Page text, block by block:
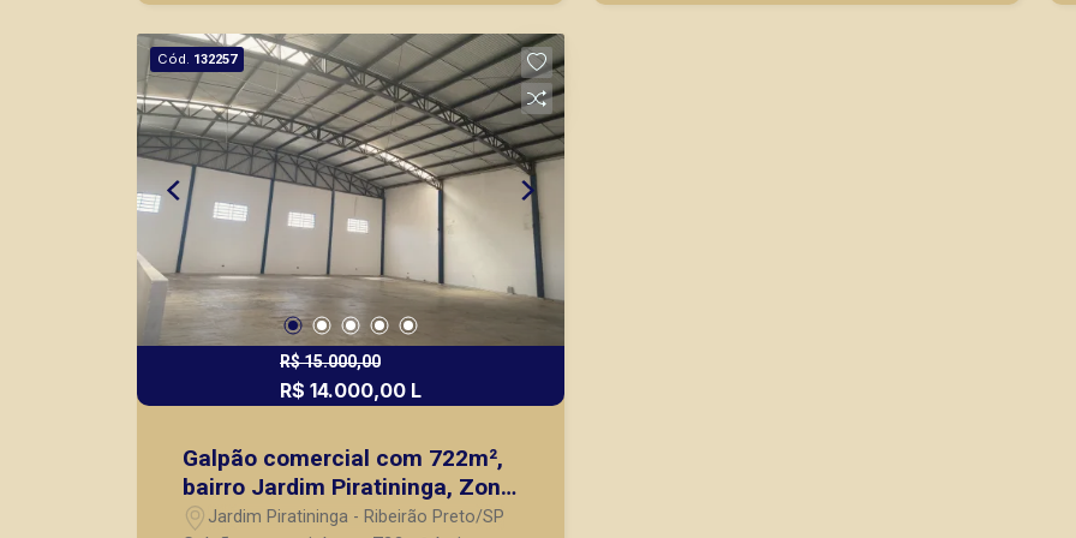
Cód. 132257
R$ 15.000,00
R$ 14.000,00 L
Galpão comercial com 722m²,
bairro Jardim Piratininga, Zona
Oeste de Ribeirão Preto/SP.
Jardim Piratininga - Ribeirão Preto/SP